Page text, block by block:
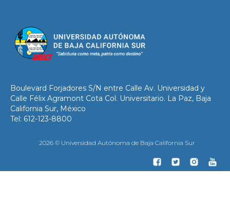
Boulevard Forjadores S/N entre Calle Av. Universidad y
Calle Félix Agramont Cota Col. Universitario. La Paz, Baja
California Sur, México
Tel: 612-123-8800
2026 © Universidad Autónoma de Baja California Sur